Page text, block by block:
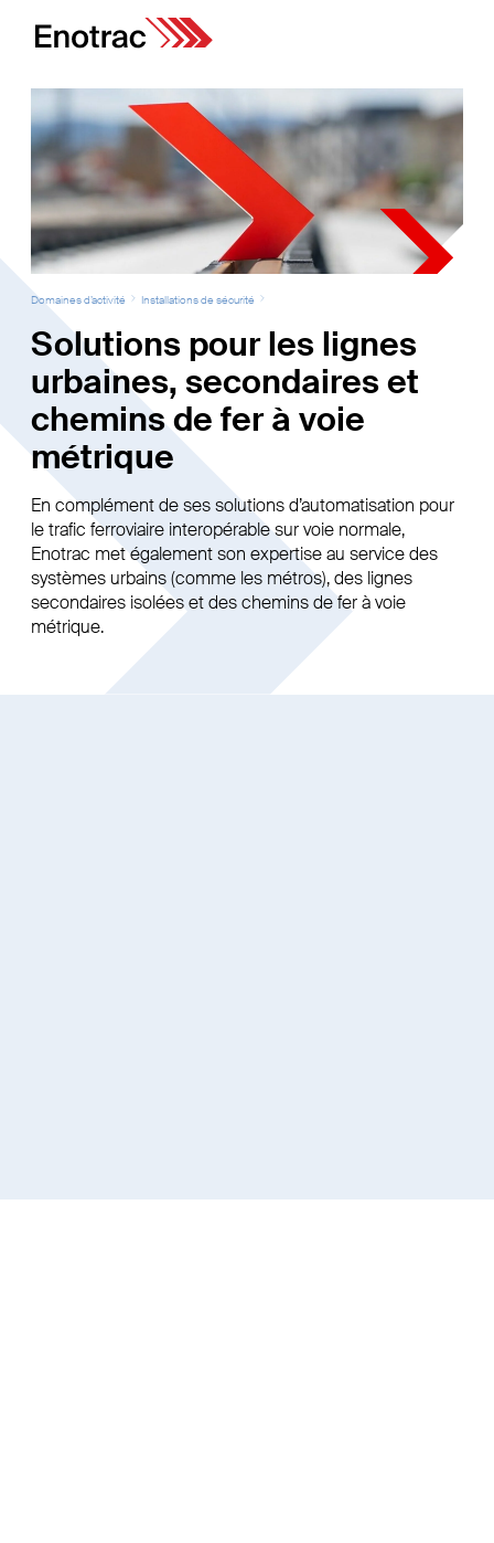
Domaines d’activité Installations de sécurité
Solutions pour les lignes
urbaines, secondaires et
chemins de fer à voie
métrique
En complément de ses solutions d’automatisation pour
le trafic ferroviaire interopérable sur voie normale,
Enotrac met également son expertise au service des
systèmes urbains (comme les métros), des lignes
secondaires isolées et des chemins de fer à voie
métrique.